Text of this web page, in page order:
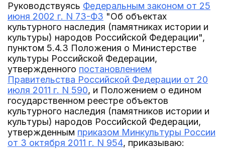
Руководствуясь Федеральным законом от 25
июня 2002 г. N 73-ФЗ "Об объектах
культурного наследия (памятниках истории и
культуры) народов Российской Федерации",
пунктом 5.4.3 Положения о Министерстве
культуры Российской Федерации,
утвержденного постановлением
Правительства Российской Федерации от 20
июля 2011 г. N 590, и Положением о едином
государственном реестре объектов
культурного наследия (памятников истории и
культуры) народов Российской Федерации,
утвержденным приказом Минкультуры России
от 3 октября 2011 г. N 954, приказываю: